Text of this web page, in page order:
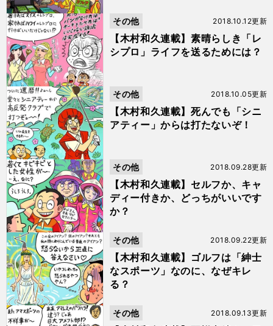
【木村和久連載】素晴らしき「レ
シプロ」ライフを送るためには？
2018.10.12更新
その他
【木村和久連載】死んでも「シニ
アティー」からは打たないぞ！
2018.10.05更新
その他
【木村和久連載】セルフか、キャ
ディー付きか、どっちがいいです
か？
2018.09.28更新
その他
【木村和久連載】ゴルフは「紳士
なスポーツ」なのに、なぜキレ
る？
2018.09.22更新
その他
2018.09.13更新
その他